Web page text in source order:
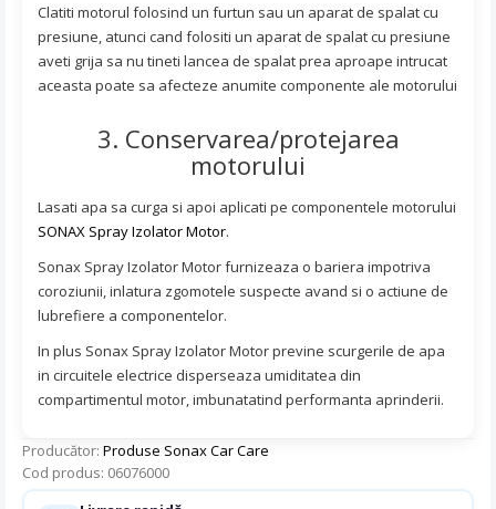
Clatiti motorul folosind un furtun sau un aparat de spalat cu
presiune, atunci cand folositi un aparat de spalat cu presiune
aveti grija sa nu tineti lancea de spalat prea aproape intrucat
aceasta poate sa afecteze anumite componente ale motorului
3. Conservarea/protejarea
motorului
Lasati apa sa curga si apoi aplicati pe componentele motorului
SONAX Spray Izolator Motor.
Sonax Spray Izolator Motor furnizeaza o bariera impotriva
coroziunii, inlatura zgomotele suspecte avand si o actiune de
lubrefiere a componentelor.
In plus Sonax Spray Izolator Motor previne scurgerile de apa
in circuitele electrice disperseaza umiditatea din
compartimentul motor, imbunatatind performanta aprinderii.
Producător: Produse Sonax Car Care
Cod produs: 06076000